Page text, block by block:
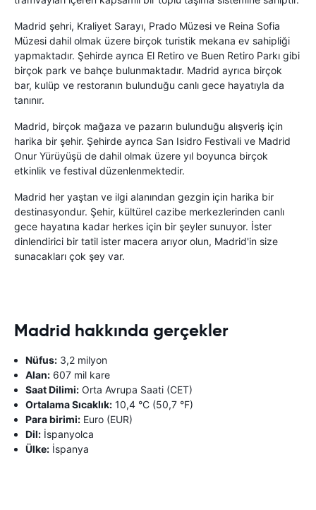
Madrid şehri, Kraliyet Sarayı, Prado Müzesi ve Reina Sofia
Müzesi dahil olmak üzere birçok turistik mekana ev sahipliği
yapmaktadır. Şehirde ayrıca El Retiro ve Buen Retiro Parkı gibi
birçok park ve bahçe bulunmaktadır. Madrid ayrıca birçok
bar, kulüp ve restoranın bulunduğu canlı gece hayatıyla da
tanınır.
Madrid, birçok mağaza ve pazarın bulunduğu alışveriş için
harika bir şehir. Şehirde ayrıca San Isidro Festivali ve Madrid
Onur Yürüyüşü de dahil olmak üzere yıl boyunca birçok
etkinlik ve festival düzenlenmektedir.
Madrid her yaştan ve ilgi alanından gezgin için harika bir
destinasyondur. Şehir, kültürel cazibe merkezlerinden canlı
gece hayatına kadar herkes için bir şeyler sunuyor. İster
dinlendirici bir tatil ister macera arıyor olun, Madrid'in size
sunacakları çok şey var.
Madrid hakkında gerçekler
Nüfus: 3,2 milyon
Alan: 607 mil kare
Saat Dilimi: Orta Avrupa Saati (CET)
Ortalama Sıcaklık: 10,4 °C (50,7 °F)
Para birimi: Euro (EUR)
Dil: İspanyolca
Ülke: İspanya